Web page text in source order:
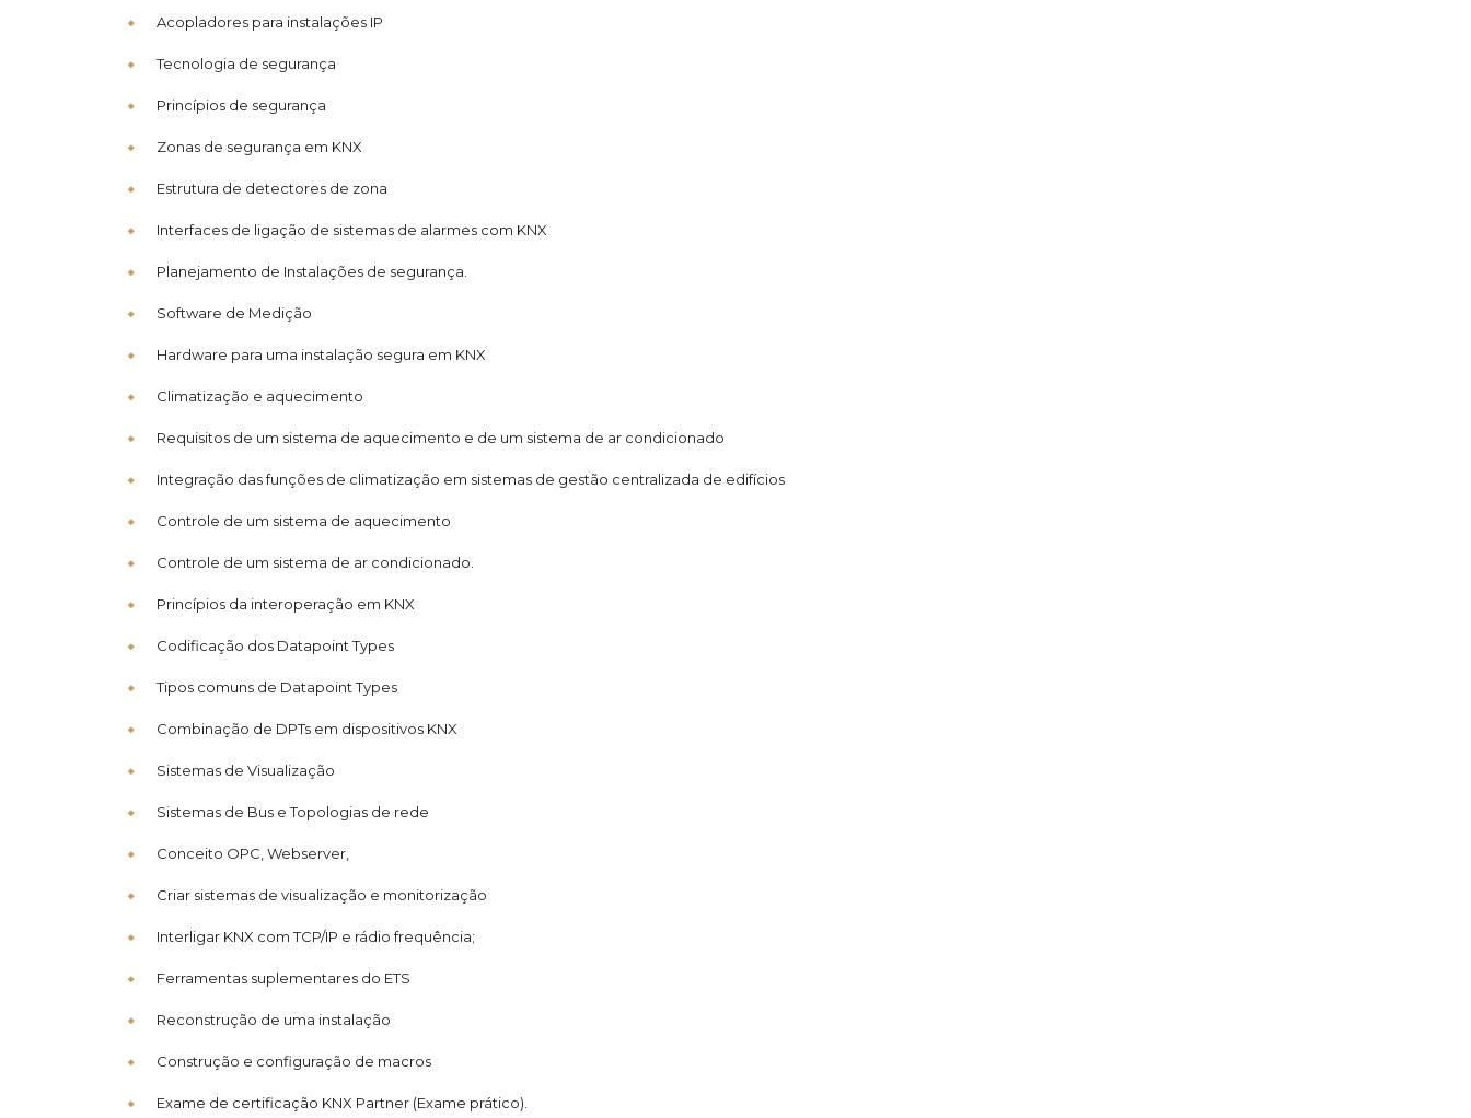
Acopladores para instalações IP
Tecnologia de segurança
Princípios de segurança
Zonas de segurança em KNX
Estrutura de detectores de zona
Interfaces de ligação de sistemas de alarmes com KNX
Planejamento de Instalações de segurança.
Software de Medição
Hardware para uma instalação segura em KNX
Climatização e aquecimento
Requisitos de um sistema de aquecimento e de um sistema de ar condicionado
Integração das funções de climatização em sistemas de gestão centralizada de edifícios
Controle de um sistema de aquecimento
Controle de um sistema de ar condicionado.
Princípios da interoperação em KNX
Codificação dos Datapoint Types
Tipos comuns de Datapoint Types
Combinação de DPTs em dispositivos KNX
Sistemas de Visualização
Sistemas de Bus e Topologias de rede
Conceito OPC, Webserver,
Criar sistemas de visualização e monitorização
Interligar KNX com TCP/IP e rádio frequência;
Ferramentas suplementares do ETS
Reconstrução de uma instalação
Construção e configuração de macros
Exame de certificação KNX Partner (Exame prático).